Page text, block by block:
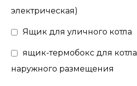
электрическая)
Ящик для уличного котла
ящик-термобокс для котла
наружного размещения